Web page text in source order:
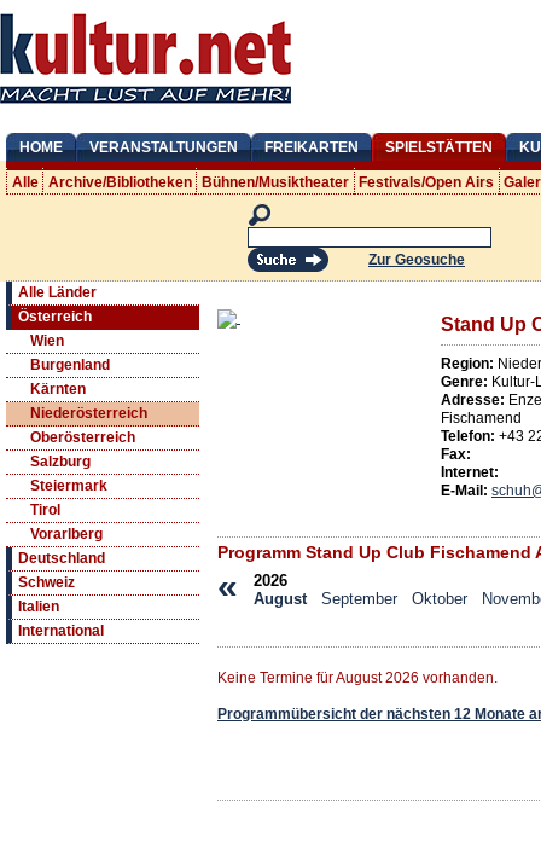
HOME VERANSTALTUNGEN FREIKARTEN SPIELSTÄTTEN
Alle Archive/Bibliotheken Bühnen/Musiktheater Festivals/Open Airs
Zur Geosuche
Alle Länder
Österreich
Wien
Burgenland
Kärnten
Niederösterreich
Oberösterreich
Salzburg
Steiermark
Tirol
Vorarlberg
Deutschland
Schweiz
Italien
International
Stand Up
Region:
Genre: Kultur-
Adresse:
Fischamend
Telefon: +43
Fax:
Internet:
E-Mail:
Programm Stand Up Club Fischamend
«
2026
August
September Oktober
Keine Termine für August 2026 vorhanden.
Programmübersicht der nächsten 12 Monate